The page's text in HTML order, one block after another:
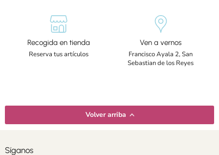
Recogida en tienda
Reserva tus artículos
Ven a vernos
Francisco Ayala 2, San
Sebastian de los Reyes
Volver arriba
Síganos